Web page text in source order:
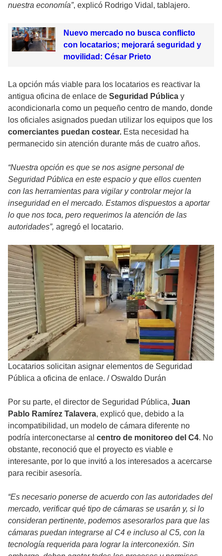
nuestra economía”, explicó Rodrigo Vidal, tablajero.
Nuevo mercado no busca conflicto
con locatarios; mejorará seguridad y
movilidad: César Prieto
La opción más viable para los locatarios es reactivar la
antigua oficina de enlace de Seguridad Pública y
acondicionarla como un pequeño centro de mando, donde
los oficiales asignados puedan utilizar los equipos que los
comerciantes puedan costear. Esta necesidad ha
permanecido sin atención durante más de cuatro años.
“Nuestra opción es que se nos asigne personal de
Seguridad Pública en este espacio y que ellos cuenten
con las herramientas para vigilar y controlar mejor la
inseguridad en el mercado. Estamos dispuestos a aportar
lo que nos toca, pero requerimos la atención de las
autoridades”, agregó el locatario.
Locatarios solicitan asignar elementos de Seguridad
Pública a oficina de enlace. /Oswaldo Durán
Por su parte, el director de Seguridad Pública, Juan
Pablo Ramírez Talavera, explicó que, debido a la
incompatibilidad, un modelo de cámara diferente no
podría interconectarse al centro de monitoreo del C4. No
obstante, reconoció que el proyecto es viable e
interesante, por lo que invitó a los interesados a acercarse
para recibir asesoría.
“Es necesario ponerse de acuerdo con las autoridades del
mercado, verificar qué tipo de cámaras se usarán y, si lo
consideran pertinente, podemos asesorarlos para que las
cámaras puedan integrarse al C4 e incluso al C5, con la
tecnología requerida para lograr la interconexión. Sin